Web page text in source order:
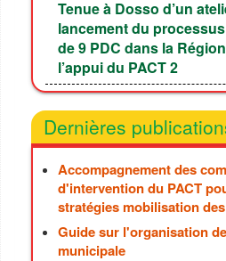
Tenue à Dosso d’un
lancement du
de 9 PDC dans la
l’appui du PACT 2
Dernières
Accompagnement des
d'intervention du PACT
stratégies mobilisation
Guide sur l'organisation
municipale